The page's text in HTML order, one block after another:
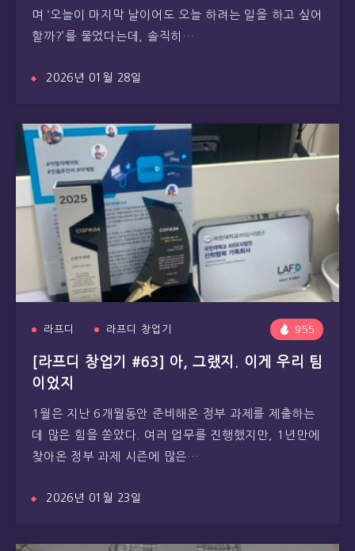
며 ‘오늘이 마지막 날이어도 오늘 하려는 일을 하고 싶어
할까?’를 물었다는데, 솔직히…
2026년 01월 28일
라프디 라프디 창업기 955
[라프디 창업기 #63] 아, 그랬지. 이게 우리 팀
이었지
1월은 지난 6개월동안 준비해온 정부 과제를 제출하는
데 많은 힘을 쏟았다. 여러 업무를 진행했지만, 1년만에
찾아온 정부 과제 시즌에 많은…
2026년 01월 23일